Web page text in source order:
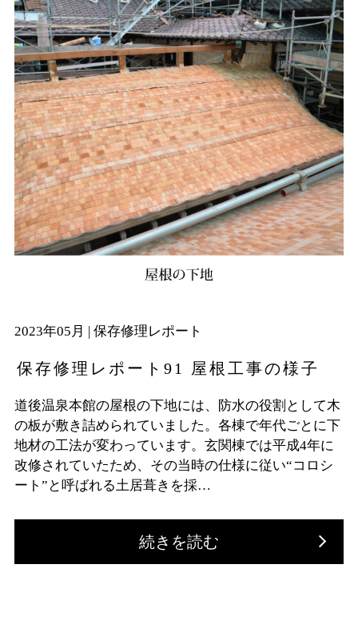
2023年05月 | 保存修理レポート
保存修理レポート91 屋根工事の様子
道後温泉本館の屋根の下地には、防水の役割として木
の板が敷き詰められていました。各棟で年代ごとに下
地材の工法が変わっています。玄関棟では平成4年に
改修されていたため、その当時の仕様に従い“コロシ
ート”と呼ばれる土居葺きを採…
続きを読む